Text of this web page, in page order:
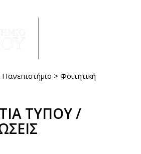
περιεχόμενο
> Φοιτητική
ΤΥΠΟΥ /